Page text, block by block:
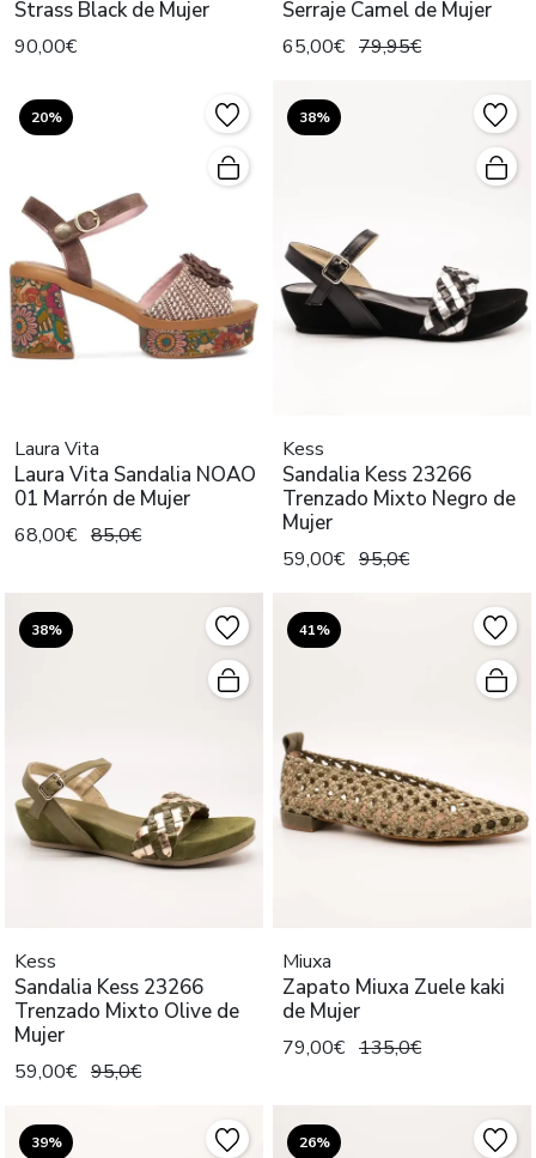
Strass Black de Mujer
90,00€
Serraje Camel de Mujer
65,00€ 79,95€
20%
Laura Vita
Laura Vita Sandalia NOAO
01 Marrón de Mujer
68,00€ 85,0€
38%
Kess
Sandalia Kess 23266
Trenzado Mixto Negro de
Mujer
59,00€ 95,0€
38%
Kess
Sandalia Kess 23266
Trenzado Mixto Olive de
Mujer
59,00€ 95,0€
41%
Miuxa
Zapato Miuxa Zuele kaki
de Mujer
79,00€ 135,0€
39% 26%